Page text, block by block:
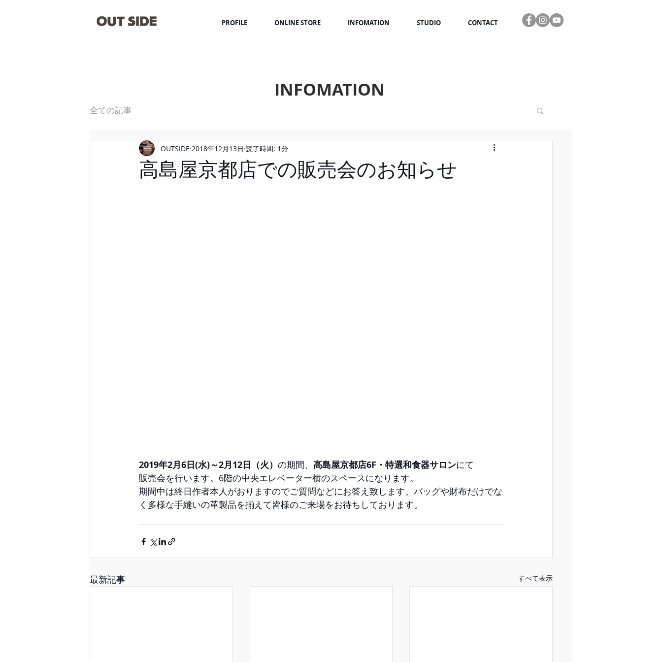
PROFILE ONLINE STORE INFOMATION STUDIO CONTACT
全ての記事
高島屋京都店での販売会のお知らせ
OUTSIDE 2018年12月13日 読了時間: 1分
2019年2月6日(水)～2月12日（火） の期間、 高島屋京都店6F・特選和食器サロンにて
販売会を行います。6階の中央エレベーター横のスペースになります。
期間中は終日作者本人がおりますのでご質問などにお答え致します。バッグや財布だけでな
く多様な手縫いの革製品を揃えて皆様のご来場をお待ちしております。
最新記事 すべて表示
INFOMATION